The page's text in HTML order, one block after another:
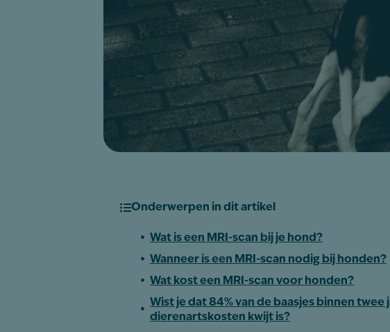
Onderwerpen in dit artikel
Wat is een MRI-scan bij je hond?
Wanneer is een MRI-scan nodig bij honden?
Wat kost een MRI-scan voor honden?
Wist je dat 84% van de baasjes binnen twee
dierenartskosten kwijt is?